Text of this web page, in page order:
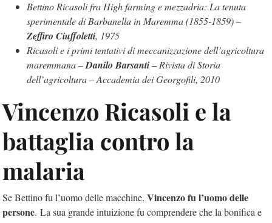
Bettino Ricasoli fra High farming e mezzadria: La tenuta
sperimentale di Barbanella in Maremma (1855-1859) –
Zeffiro Ciuffoletti, 1975
Ricasoli e i primi tentativi di meccanizzazione dell’agricoltura
maremmana –Danilo Barsanti– Rivista di Storia
dell’agricoltura – Accademia dei Georgofili, 2010
Vincenzo Ricasoli e la
battaglia contro la
malaria
Se Bettino fu l’uomo delle macchine, Vincenzo fu l’uomo delle
persone. La sua grande intuizione fu comprendere che la bonifica e